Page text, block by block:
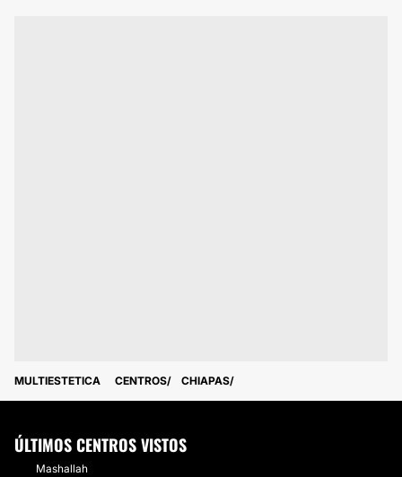
MULTIESTETICA CENTROS CHIAPAS
ÚLTIMOS CENTROS VISTOS
Mashallah